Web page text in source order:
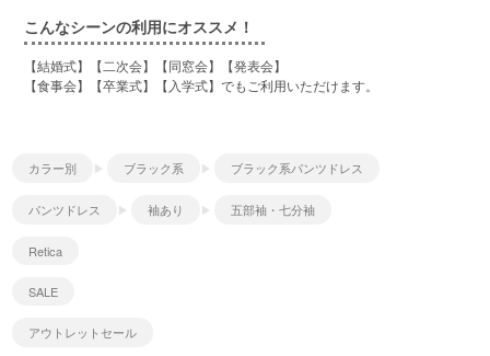
こんなシーンの利用にオススメ！
【結婚式】【二次会】【同窓会】【発表会】
【食事会】【卒業式】【入学式】でもご利用いただけます。
カラー別 ブラック系 ブラック系パンツドレス
パンツドレス 袖あり 五部袖・七分袖
Retica
SALE
アウトレットセール